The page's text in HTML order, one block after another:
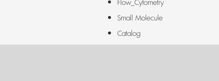
Flow_Cytometry
Small Molecule
Catalog